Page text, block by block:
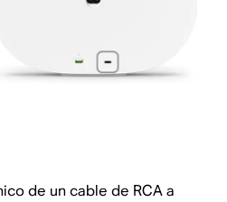
de un cable de RCA a